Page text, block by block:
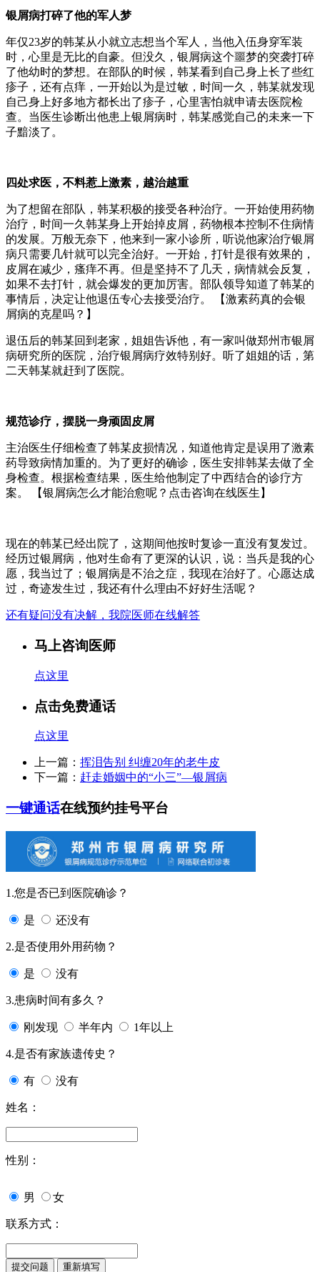
银屑病打碎了他的军人梦
年仅23岁的韩某从小就立志想当个军人，当他入伍身穿军装
时，心里是无比的自豪。但没久，银屑病这个噩梦的突袭打碎
了他幼时的梦想。在部队的时候，韩某看到自己身上长了些红
疹子，还有点痒，一开始以为是过敏，时间一久，韩某就发现
自己身上好多地方都长出了疹子，心里害怕就申请去医院检
查。当医生诊断出他患上银屑病时，韩某感觉自己的未来一下
子黯淡了。
四处求医，不料惹上激素，越治越重
为了想留在部队，韩某积极的接受各种治疗。一开始使用药物
治疗，时间一久韩某身上开始掉皮屑，药物根本控制不住病情
的发展。万般无奈下，他来到一家小诊所，听说他家治疗银屑
病只需要几针就可以完全治好。一开始，打针是很有效果的，
皮屑在减少，瘙痒不再。但是坚持不了几天，病情就会反复，
如果不去打针，就会爆发的更加厉害。部队领导知道了韩某的
事情后，决定让他退伍专心去接受治疗。 【激素药真的会银
屑病的克星吗？】
退伍后的韩某回到老家，姐姐告诉他，有一家叫做郑州市银屑
病研究所的医院，治疗银屑病疗效特别好。听了姐姐的话，第
二天韩某就赶到了医院。
规范诊疗，摆脱一身顽固皮屑
主治医生仔细检查了韩某皮损情况，知道他肯定是误用了激素
药导致病情加重的。为了更好的确诊，医生安排韩某去做了全
身检查。根据检查结果，医生给他制定了中西结合的诊疗方
案。 【银屑病怎么才能治愈呢？点击咨询在线医生】
现在的韩某已经出院了，这期间他按时复诊一直没有复发过。
经历过银屑病，他对生命有了更深的认识，说：当兵是我的心
愿，我当过了；银屑病是不治之症，我现在治好了。心愿达成
过，奇迹发生过，我还有什么理由不好好生活呢？
还有疑问没有决解，我院医师在线解答
马上咨询医师
点这里
点击免费通话
点这里
上一篇： 挥泪告别 纠缠20年的老牛皮
下一篇： 赶走婚姻中的“小三”—银屑病
一键通话在线预约挂号平台
1.您是否已到医院确诊？
是 还没有
2.是否使用外用药物？
是 没有
3.患病时间有多久？
刚发现 半年内 1年以上
4.是否有家族遗传史？
有 没有
姓名：
性别：
男 女
联系方式：